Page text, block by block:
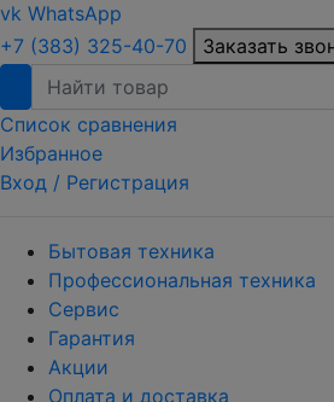
vk WhatsApp
+7 (383) 325-40-70
Заказать
Список сравнения
Избранное
Вход / Регистрация
Бытовая техника
Профессиональная техника
Сервис
Гарантия
Акции
Оплата и доставка